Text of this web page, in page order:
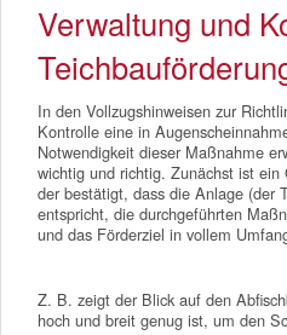
Verwaltung und
In den Vollzugshinweisen zur
Kontrolle eine in
Notwendigkeit dieser Maßnahme
wichtig und richtig. Zunächst ist ein
der bestätigt, dass die Anlage (der
entspricht, die durchgeführten
und das Förderziel in vollem
Z. B. zeigt der Blick auf den
hoch und breit genug ist, um den